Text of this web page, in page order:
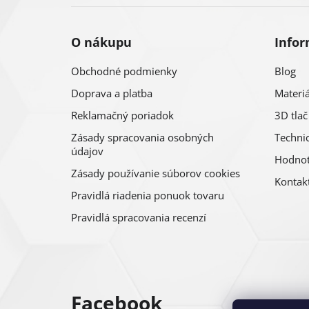
O nákupu
Obchodné podmienky
Doprava a platba
Reklamačný poriadok
Zásady spracovania osobných
údajov
Zásady používanie súborov cookies
Pravidlá riadenia ponuok tovaru
Pravidlá spracovania recenzí
Blog
3D
Facebook